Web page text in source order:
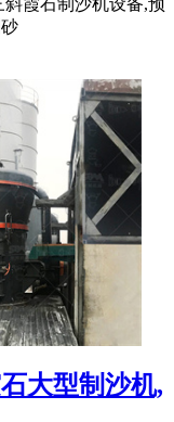
霞石制沙机设备,预
大型制沙机,